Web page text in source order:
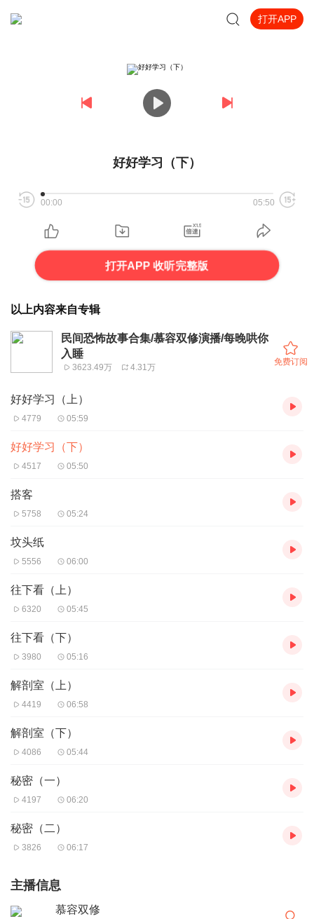
打开APP
好好学习（下）
00:00 05:50
打开APP 收听完整版
以上内容来自专辑
民间恐怖故事合集/慕容双修演播/每晚哄你
入睡
3623.49万 4.31万
免费订阅
好好学习（上）
4779 05:59
好好学习（下）
4517 05:50
搭客
5758 05:24
坟头纸
5556 06:00
往下看（上）
6320 05:45
往下看（下）
3980 05:16
解剖室（上）
4419 06:58
解剖室（下）
4086 05:44
秘密（一）
4197 06:20
秘密（二）
3826 06:17
主播信息
慕容双修